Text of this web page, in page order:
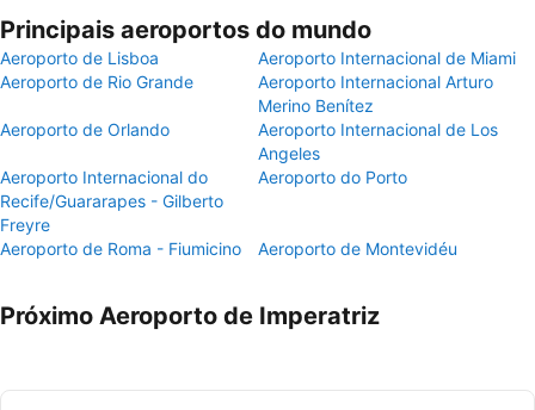
Principais aeroportos do mundo
Aeroporto de Lisboa
Aeroporto Internacional de Miami
Aeroporto de Rio Grande
Aeroporto Internacional Arturo
Merino Benítez
Aeroporto de Orlando
Aeroporto Internacional de Los
Angeles
Aeroporto Internacional do
Recife/Guararapes - Gilberto
Freyre
Aeroporto do Porto
Aeroporto de Roma - Fiumicino Aeroporto de Montevidéu
Próximo Aeroporto de Imperatriz